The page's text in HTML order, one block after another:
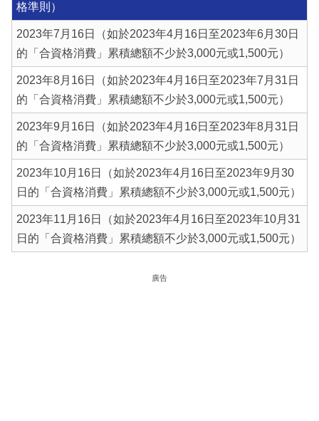
格準則）
2023年7月16日（如於2023年4月16日至2023年6月30日
的「合資格消費」累積總額不少於3,000元或1,500元）
2023年8月16日（如於2023年4月16日至2023年7月31日
的「合資格消費」累積總額不少於3,000元或1,500元）
2023年9月16日（如於2023年4月16日至2023年8月31日
的「合資格消費」累積總額不少於3,000元或1,500元）
2023年10月16日（如於2023年4月16日至2023年9月30
日的「合資格消費」累積總額不少於3,000元或1,500元）
2023年11月16日（如於2023年4月16日至2023年10月31
日的「合資格消費」累積總額不少於3,000元或1,500元）
廣告